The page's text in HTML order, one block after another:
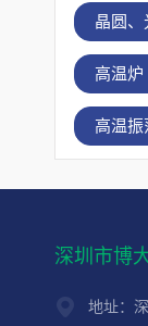
高温炉
高温振
深圳市博
地址：